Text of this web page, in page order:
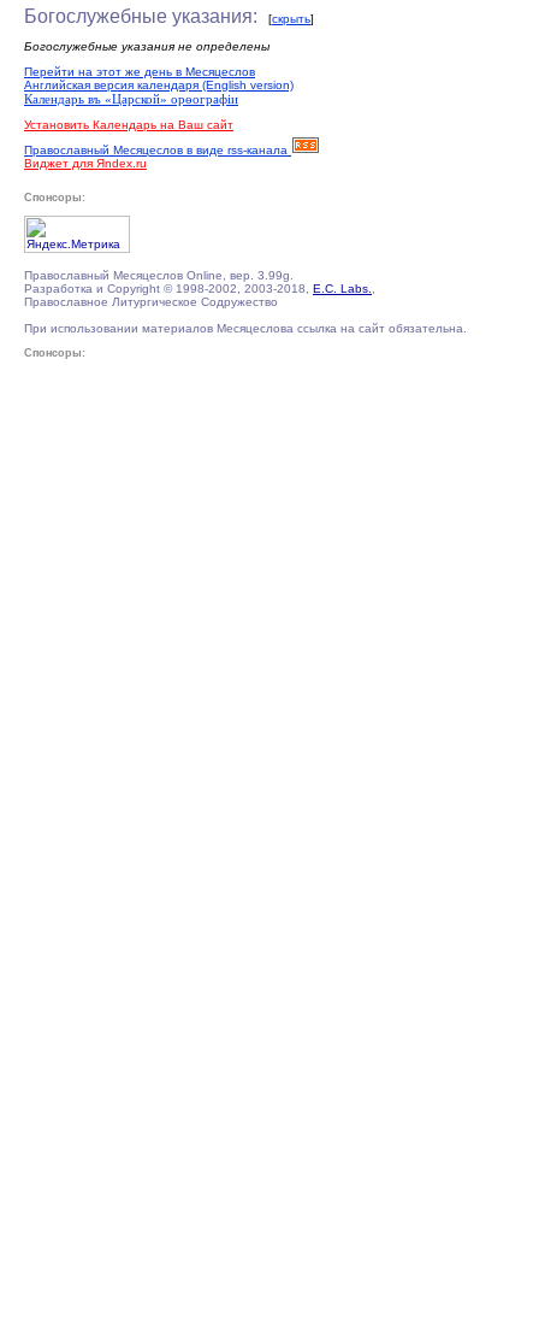
Богослужебные указания: [скрыть]
Богослужебные указания не определены
Перейти на этот же день в Месяцеслов
Английская версия календаря (English version)
Календарь въ «Царской» орѳографiи
Установить Календарь на Ваш сайт
Православный Месяцеслов в виде rss-канала
Виджет для Яndex.ru
Спонсоры:
Православный Месяцеслов Online, вер. 3.99g.
Разработка и Copyright © 1998-2002, 2003-2018, E.C. Labs.
Православное Литургическое Содружество
При использовании материалов Месяцеслова ссылка на сайт обязательна.
Спонсоры: